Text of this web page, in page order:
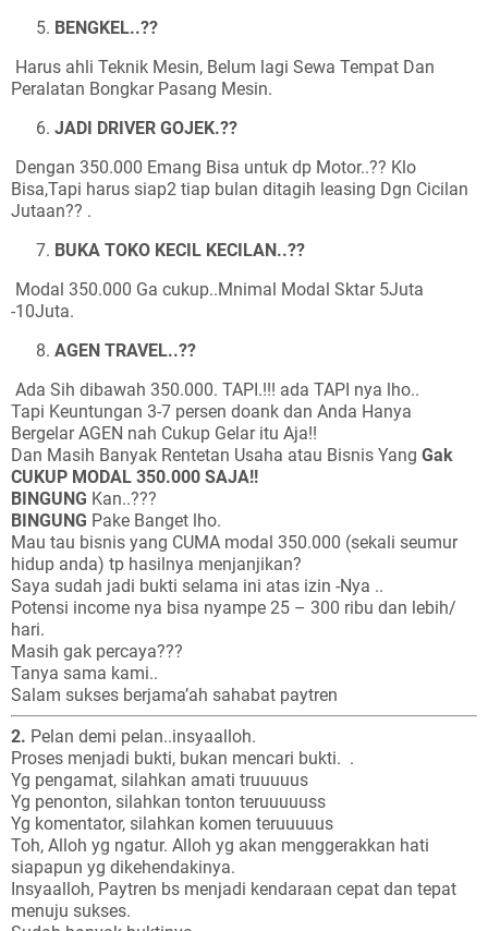
BENGKEL..??
Harus ahli Teknik Mesin, Belum lagi Sewa Tempat Dan
Peralatan Bongkar Pasang Mesin.
JADI DRIVER GOJEK.??
Dengan 350.000 Emang Bisa untuk dp Motor..?? Klo
Bisa,Tapi harus siap2 tiap bulan ditagih leasing Dgn Cicilan
Jutaan?? .
BUKA TOKO KECIL KECILAN..??
Modal 350.000 Ga cukup..Mnimal Modal Sktar 5Juta
-10Juta.
AGEN TRAVEL..??
Ada Sih dibawah 350.000. TAPI.!!! ada TAPI nya lho..
Tapi Keuntungan 3-7 persen doank dan Anda Hanya
Bergelar AGEN nah Cukup Gelar itu Aja!!
Dan Masih Banyak Rentetan Usaha atau Bisnis Yang Gak
CUKUP MODAL 350.000 SAJA!!
BINGUNG Kan..???
BINGUNG Pake Banget lho.
Mau tau bisnis yang CUMA modal 350.000 (sekali seumur
hidup anda) tp hasilnya menjanjikan?
Saya sudah jadi bukti selama ini atas izin -Nya ..
Potensi income nya bisa nyampe 25 – 300 ribu dan lebih/
hari.
Masih gak percaya???
Tanya sama kami..
Salam sukses berjama’ah sahabat paytren
2. Pelan demi pelan..insyaalloh.
Proses menjadi bukti, bukan mencari bukti. .
Yg pengamat, silahkan amati truuuuus
Yg penonton, silahkan tonton teruuuuuss
Yg komentator, silahkan komen teruuuuus
Toh, Alloh yg ngatur. Alloh yg akan menggerakkan hati
siapapun yg dikehendakinya.
Insyaalloh, Paytren bs menjadi kendaraan cepat dan tepat
menuju sukses.